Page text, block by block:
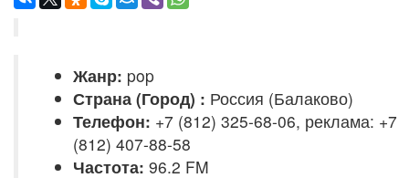
Жанр: pop
Страна (Город) : Россия (Балаково)
Телефон: +7 (812) 325-68-06, реклама: +7
(812) 407-88-58
Частота: 96.2 FM